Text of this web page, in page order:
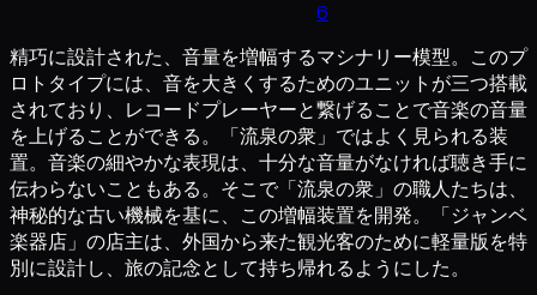
6
精巧に設計された、音量を増幅するマシナリー模型。このプ
ロトタイプには、音を大きくするためのユニットが三つ搭載
されており、レコードプレーヤーと繋げることで音楽の音量
を上げることができる。「流泉の衆」ではよく見られる装
置。音楽の細やかな表現は、十分な音量がなければ聴き手に
伝わらないこともある。そこで「流泉の衆」の職人たちは、
神秘的な古い機械を基に、この増幅装置を開発。「ジャンベ
楽器店」の店主は、外国から来た観光客のために軽量版を特
別に設計し、旅の記念として持ち帰れるようにした。